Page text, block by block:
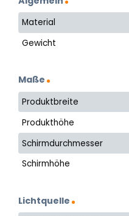
Material
Gewicht
Maße
Produktbreite
Produkthöhe
Schirmdurchmesser
Schirmhöhe
Lichtquelle